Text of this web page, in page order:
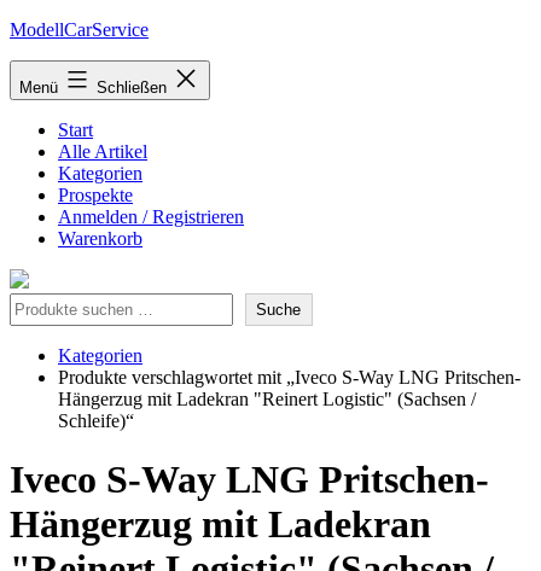
Zum
springen
ModellCarService
Menü Schließen
Start
Alle Artikel
Kategorien
Prospekte
Anmelden / Registrieren
Warenkorb
Suche Suche
Kategorien
Produkte verschlagwortet mit „Iveco S-Way LNG Pritschen-
Hängerzug mit Ladekran "Reinert Logistic" (Sachsen /
Schleife)“
Iveco S-Way LNG Pritschen-
Hängerzug mit Ladekran